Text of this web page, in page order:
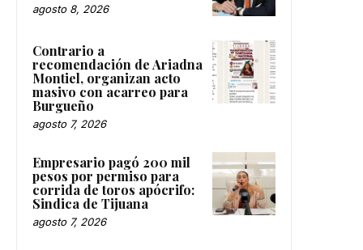
agosto 8, 2026
Contrario a
recomendación de Ariadna
Montiel, organizan acto
masivo con acarreo para
Burgueño
agosto 7, 2026
Empresario pagó 200 mil
pesos por permiso para
corrida de toros apócrifo:
Sindica de Tijuana
agosto 7, 2026